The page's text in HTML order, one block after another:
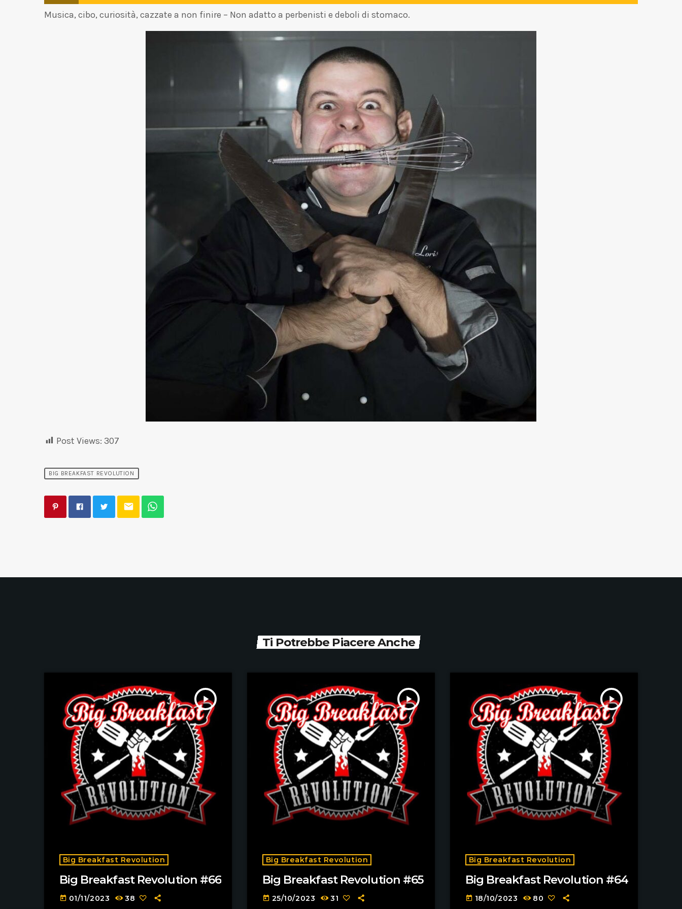
Musica, cibo, curiosità, cazzate a non finire – Non adatto a perbenisti e deboli di stomaco.
Post Views: 307
BIG BREAKFAST REVOLUTION
email
Ti Potrebbe Piacere Anche
play_arrow
Big Breakfast Revolution
Big Breakfast Revolution #66
today 01/11/2023 38
play_arrow
Big Breakfast Revolution
Big Breakfast Revolution #65
today 25/10/2023 31
play_arrow
Big Breakfast Revolution
Big Breakfast Revolution #64
today 18/10/2023 80